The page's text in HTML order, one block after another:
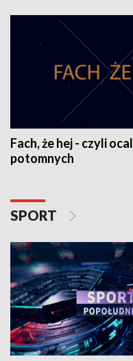
Fach, że hej - czyli
potomnych
SPORT